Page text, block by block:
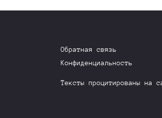
Обратная связь
Конфиденциальность
Тексты процитированы на